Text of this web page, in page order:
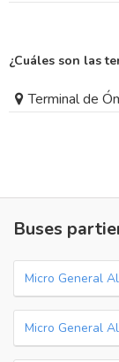
¿Cuáles son las
Terminal de
Buses
Micro General
Micro General